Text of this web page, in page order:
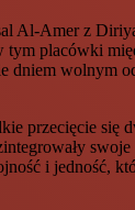
Al-Amer z
placówki
wolnym
przecięcie
i jedność,